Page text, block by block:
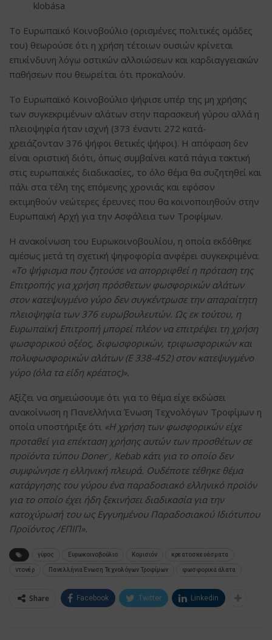
klobása
Το Ευρωπαϊκό Κοινοβούλιο (ορισμένες πολιτικές ομάδες
του) θεωρούσε ότι η χρήση τέτοιων ουσιών κρίνεται
επικίνδυνη λόγω οστικών αλλοιώσεων και καρδιαγγειακών
παθήσεων που θεωρείται ότι προκαλούν.
Το Ευρωπαϊκό Κοινοβούλιο ψήφισε υπέρ της μη χρήσης
των συγκεκριμένων αλάτων στην παρασκευή γύρου αλλά η
πλειοψηφία ήταν ισχνή (373 έναντι 272 κατά-
χρειάζονταν 376 ψήφοι θετικές ψήφοι). Η απόφαση δεν
είναι οριστική διότι, όπως συμβαίνει κατά πάγια τακτική
στις ευρωπαϊκές διαδικασίες, το όλο θέμα θα συζητηθεί και
πάλι στα τέλη της επόμενης χρονιάς και εφόσον
εκτιμηθούν νεώτερες έρευνες που θα κοινοποιηθούν στην
Ευρωπαϊκή Αρχή για την Ασφάλεια των Τροφίμων.
Η ανακοίνωση του Ευρωκοινοβουλίου, η οποία εκδόθηκε
αμέσως μετά τη σχετική ψηφοφορία ανφέρει συγκεκριμένα:
«Το ψήφισμα που ζητούσε να απορριφθεί η πρόταση της
Επιτροπής για χρήση πρόσθετων φωσφορικών αλάτων
στον κατεψυγμένο γύρο δεν συγκέντρωσε την απαραίτητη
πλειοψηφία των 376 ευρωβουλευτών. Ως εκ τούτου, η
Ευρωπαϊκή Επιτροπή μπορεί πλέον να επιτρέψει τη χρήση
φωσφορικού οξέος, διφωσφορικών, τριφωσφορικών και
πολυφωσφορικών αλάτων (Ε 338-452) στον κατεψυγμένο
γύρο (όλα τα είδη κρέατος)».
Αξίζει να σημειώσουμε ότι για το θέμα είχε εκδώσει
ανακοίνωση η Πανελλήνια Ένωση Τεχνολόγων Τροφίμων η
οποία υποστήριξε ότι «Η χρήση των φωσφορικών είχε
προταθεί για επέκταση χρήσης αυτών των προσθέτων σε
προϊόντα τύπου Doner , Kebab κάτι για το οποίο δεν
συμφώνησε η ελληνική πλευρά. Ουδέποτε τέθηκε θέμα
κατάργησης του γύρου ένα παραδοσιακό ελληνικό προϊόν
για το οποίο έχει ήδη ξεκινήσει διαδικασία για την
κατοχύρωσή του ως Εγγυημένου Παραδοσιακού Ιδιότυπου
Προϊόντος /ΕΠΙΠ».
γύρος Ευρωκοινοβούλιο Κομισιόν κρεατοσκευάσματα
ντονέρ Πανελλήνια Ένωση Τεχνολόγων Τροφίμων φωσφορικά άλατα
Share Facebook Twitter Linkedin